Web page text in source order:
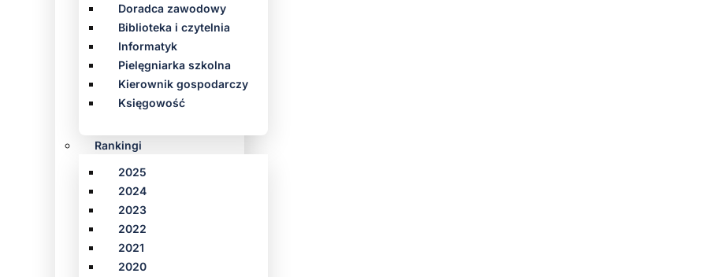
Doradca zawodowy
Biblioteka i czytelnia
Informatyk
Pielęgniarka szkolna
Kierownik gospodarczy
Księgowość
Rankingi
2025
2024
2023
2022
2021
2020